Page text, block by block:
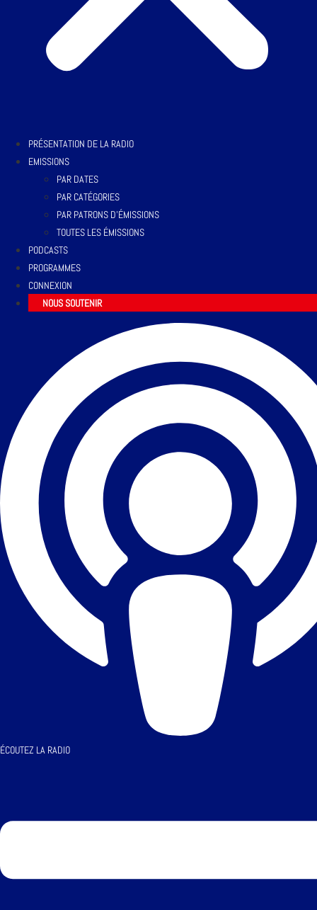
PRÉSENTATION DE LA RADIO
EMISSIONS
PAR DATES
PAR CATÉGORIES
PAR PATRONS D’ÉMISSIONS
TOUTES LES ÉMISSIONS
PODCASTS
PROGRAMMES
CONNEXION
NOUS SOUTENIR
ÉCOUTEZ LA RADIO